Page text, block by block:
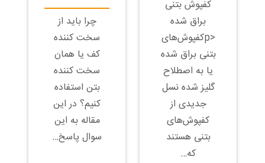
کفپوش بتنی
براق شده
<pکفپوش‌های
بتنی براق شده
یا به اصطلاح
گلیز شده نسل
جدیدی از
کفپوش‌های
بتنی هستند
که…
چرا باید از
سخت کننده
کف یا همان
سخت کننده
بتن استفاده
کنیم؟ در این
مقاله به این
سوال پاسخ…